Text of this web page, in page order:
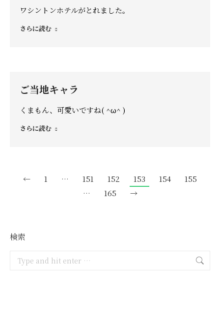
ワシントンホテルがとれました。
さらに読む
ご当地キャラ
くまもん、可愛いですね( ^ω^ )
さらに読む
← 1 … 151 152 153 154
155
…
165 →
検索